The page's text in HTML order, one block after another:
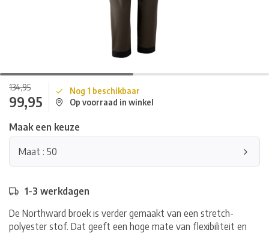
134,95
99,95
Nog 1 beschikbaar
Op voorraad in winkel
Maak een keuze
Maat : 50
1-3 werkdagen
De Northward broek is verder gemaakt van een stretch-
polyester stof. Dat geeft een hoge mate van flexibiliteit en